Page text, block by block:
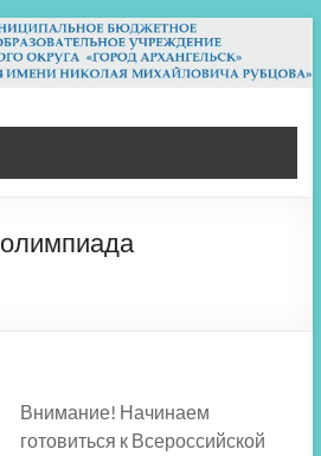
4
Внимание! Начинаем
готовиться к Всероссийской